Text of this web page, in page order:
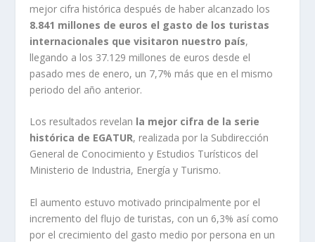
mejor cifra histórica después de haber alcanzado los
8.841 millones de euros el gasto de los turistas
internacionales que visitaron nuestro país,
llegando a los 37.129 millones de euros desde el
pasado mes de enero, un 7,7% más que en el mismo
periodo del año anterior.
Los resultados revelan la mejor cifra de la serie
histórica de EGATUR, realizada por la Subdirección
General de Conocimiento y Estudios Turísticos del
Ministerio de Industria, Energía y Turismo.
El aumento estuvo motivado principalmente por el
incremento del flujo de turistas, con un 6,3% así como
por el crecimiento del gasto medio por persona en un